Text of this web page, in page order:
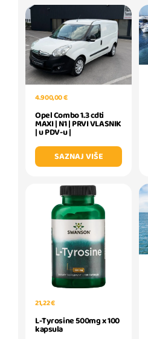
4.900,00 €
Opel Combo 1.3 cdti
MAXI | N1 | PRVI VLASNIK
| u PDV-u |
SAZNAJ VIŠE
21,22 €
L-Tyrosine 500mg x 100
kapsula